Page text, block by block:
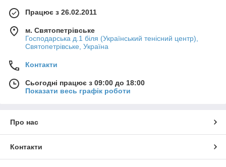
Працює з 26.02.2011
м. Святопетрівське
Господарська д.1 біля (Український тенісний центр),
Святопетрівське, Україна
Контакти
Сьогодні працює з 09:00 до 18:00
Показати весь графік роботи
Про нас
Контакти